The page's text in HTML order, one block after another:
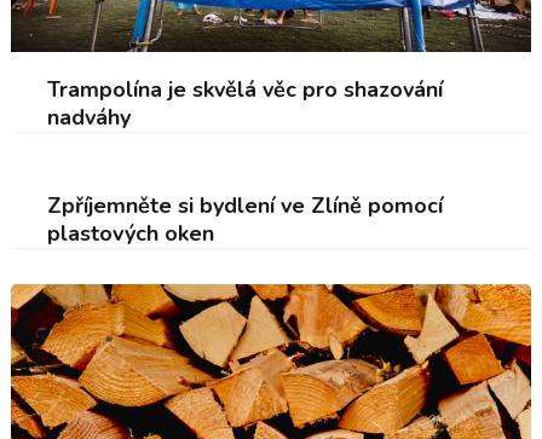
Trampolína je skvělá věc pro shazování
nadváhy
Zpříjemněte si bydlení ve Zlíně pomocí
plastových oken